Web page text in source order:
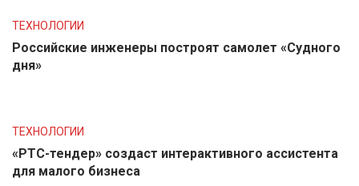
ТЕХНОЛОГИИ
Российские инженеры построят самолет «Судного
дня»
ТЕХНОЛОГИИ
«РТС-тендер» создаст интерактивного ассистента
для малого бизнеса